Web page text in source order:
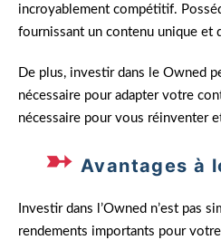
incroyablement compétitif.
fournissant un contenu unique et
De plus, investir dans le Owned
nécessaire pour adapter votre
nécessaire pour vous réinventer
Avantages à
Investir dans l’Owned n’est pas
rendements importants pour